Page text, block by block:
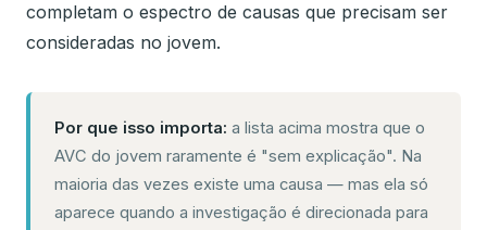
completam o espectro de causas que precisam ser
consideradas no jovem.
Por que isso importa: a lista acima mostra que o
AVC do jovem raramente é "sem explicação". Na
maioria das vezes existe uma causa — mas ela só
aparece quando a investigação é direcionada para